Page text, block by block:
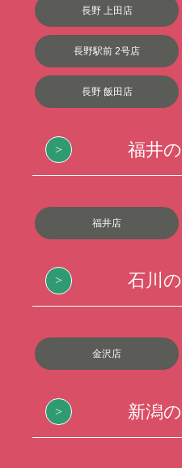
長野 上田店
長野駅前 2号店
長野 飯田店
福井
福井店
石川
金沢店
新潟